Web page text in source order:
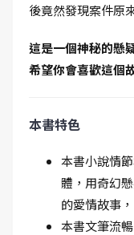
後竟然發現案件原
這是一個神秘的懸
希望你會喜歡這個
本書特色
本書小說情
體，用奇幻
的愛情故事
本書文筆流